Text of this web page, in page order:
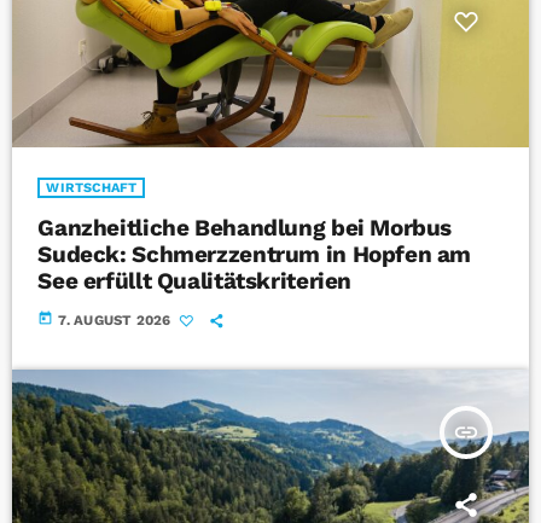
WIRTSCHAFT
Ganzheitliche Behandlung bei Morbus
Sudeck: Schmerzzentrum in Hopfen am
See erfüllt Qualitätskriterien
today 7. AUGUST 2026
insert_link